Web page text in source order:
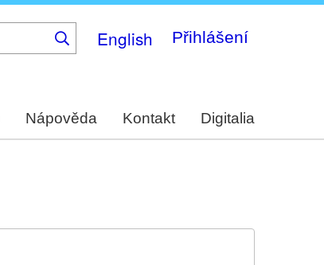
English Přihlášení
Nápověda Kontakt Digitalia